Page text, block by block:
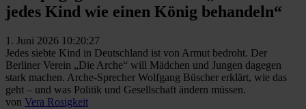
jedes Kind wie einen König behandeln“
1. Juni 2026 10:20:27
Jedes siebte Kind in Deutschland ist von Armut bedroht. Der
Berliner Verein „Die Arche“ will Mädchen und Jungen dagegen
stark machen. Arche-Sprecher Wolfgang Büscher erklärt, wie das
geht – und was Politik und Gesellschaft ändern müssen.
von Vera Rosigkeit